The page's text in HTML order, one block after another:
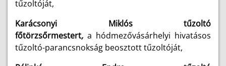
tűzoltóját,
Karácsonyi Miklós tűzoltó
főtörzsőrmestert, a hódmezővásárhelyi hivatásos
tűzoltó-parancsnokság beosztott tűzoltóját,